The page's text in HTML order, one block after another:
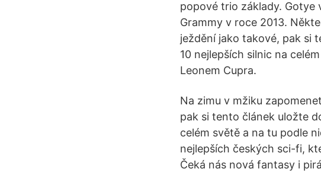
popové trio základy. Gotye
Grammy v roce 2013.
ježdění jako takové, pak si
10 nejlepších silnic na
Leonem Cupra.
Na zimu v mžiku
pak si tento článek uložte
celém světě a na tu podle
nejlepších českých sci-fi,
Čeká nás nová fantasy i